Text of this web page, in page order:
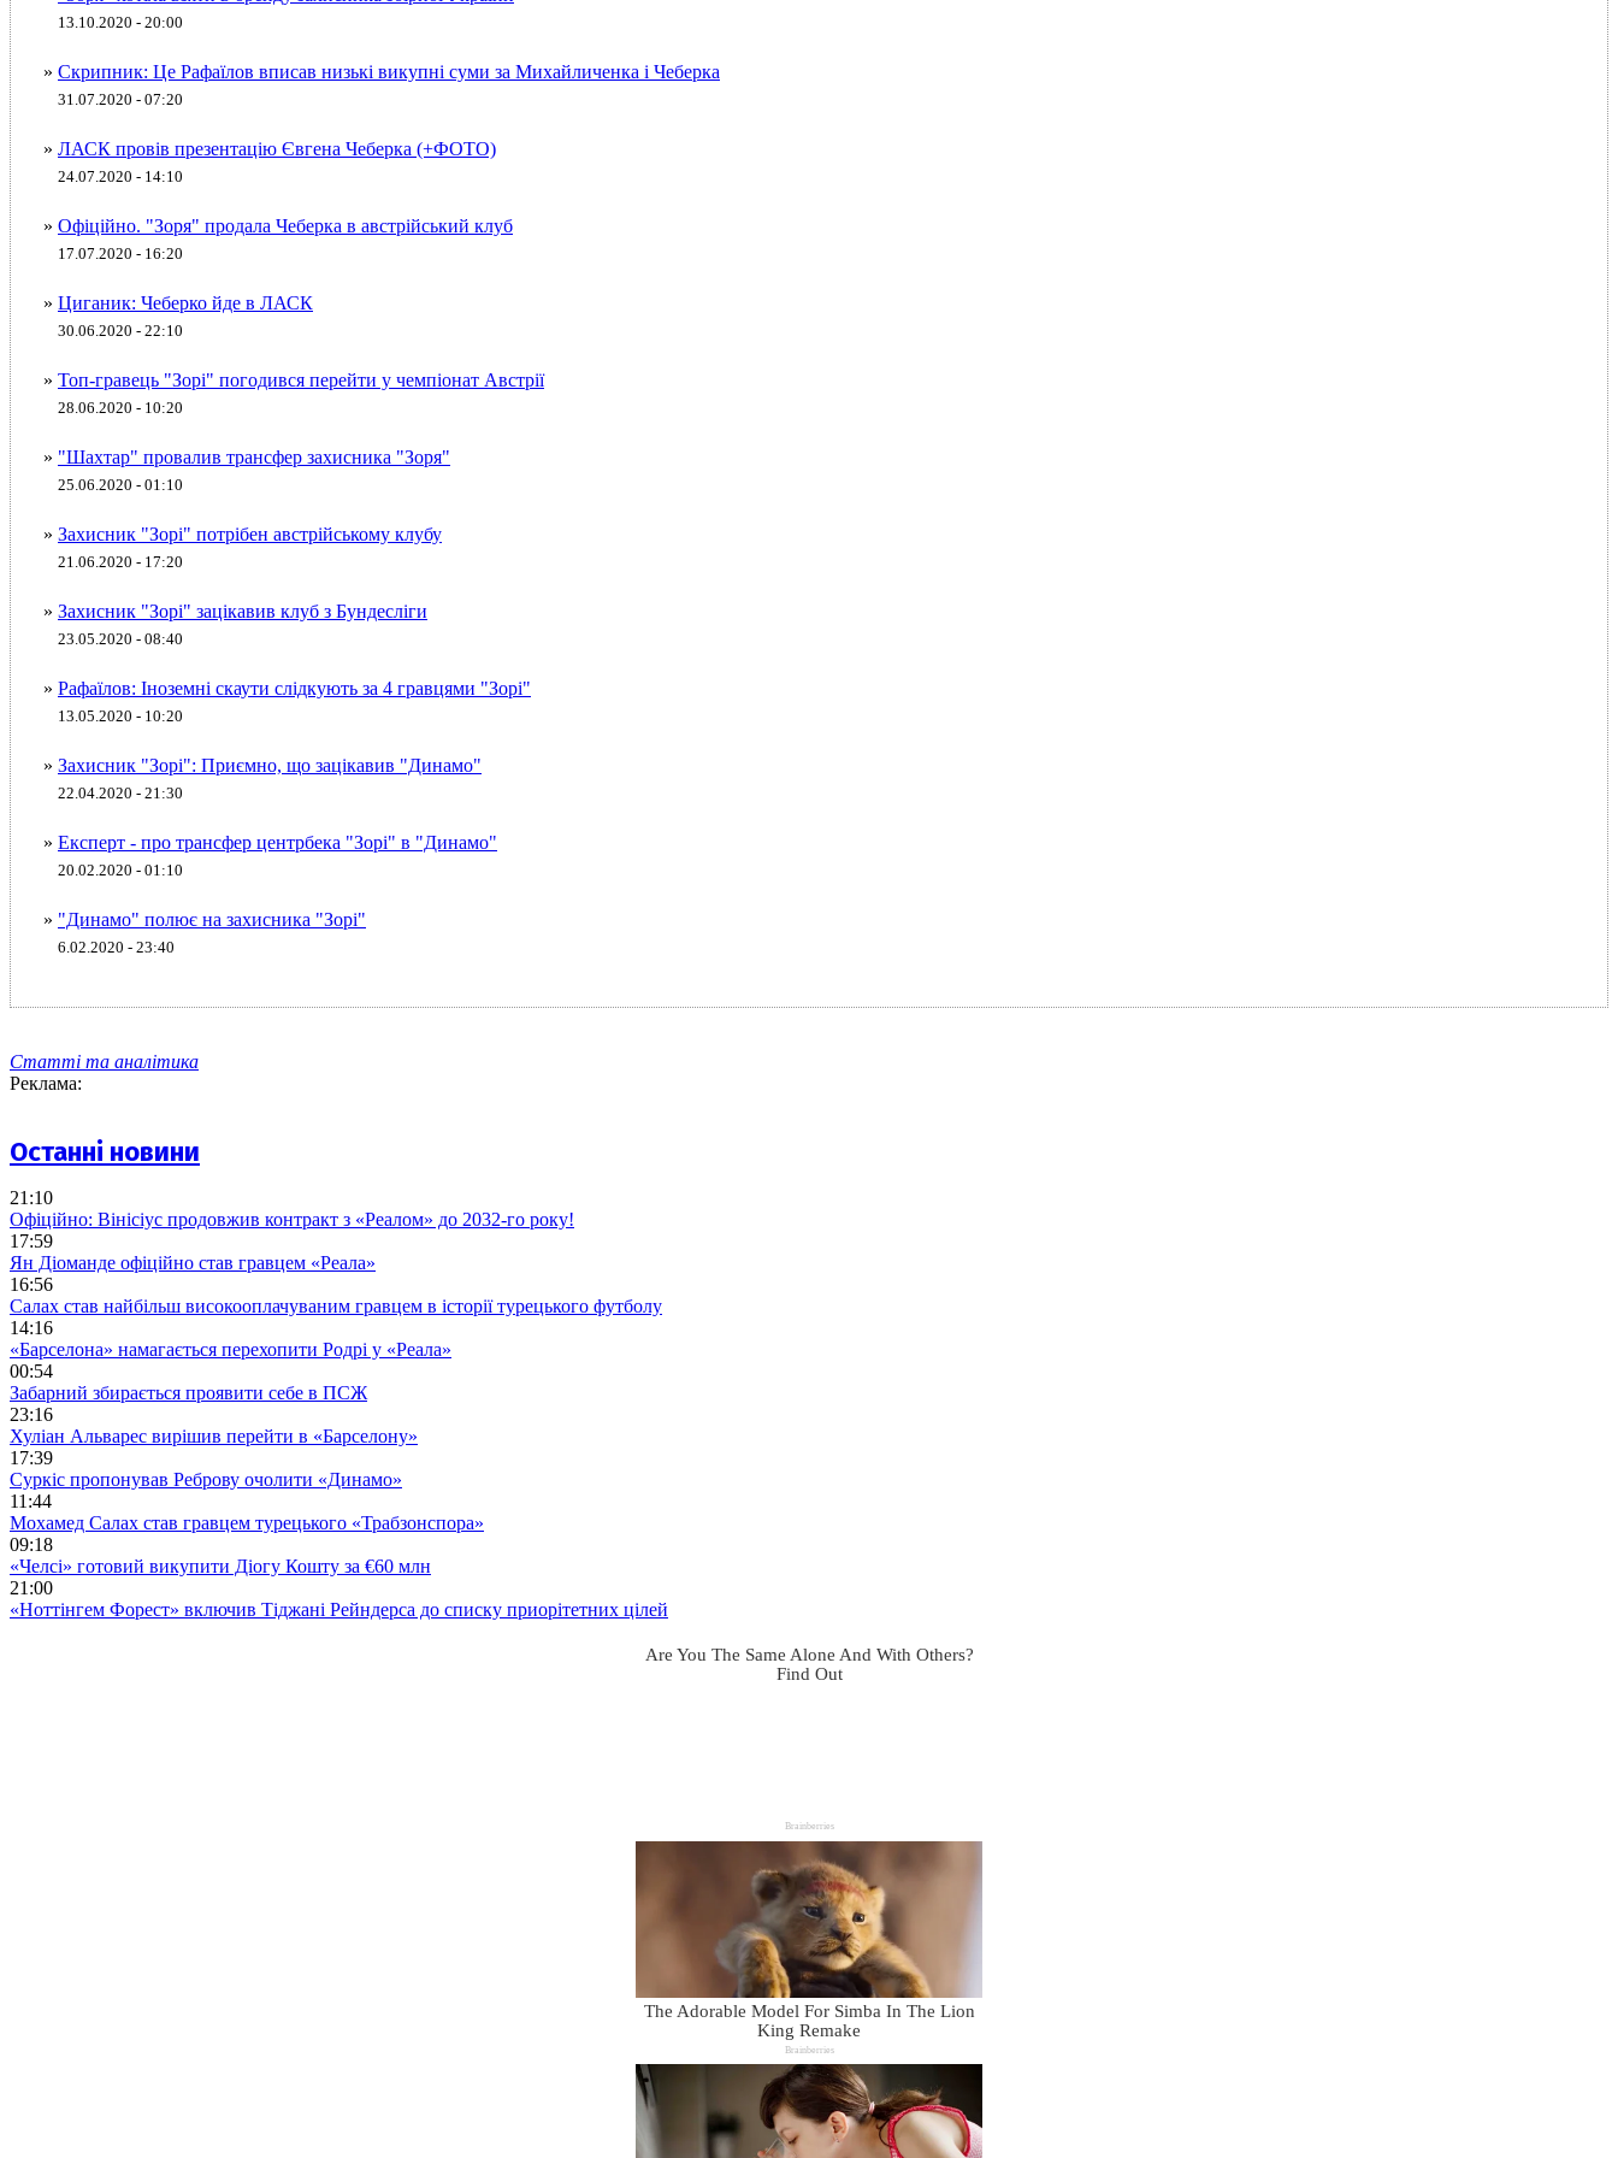
13.10.2020 - 20:00
» Скрипник: Це Рафаїлов вписав низькі викупні суми за Михайличенка і Чеберка
31.07.2020 - 07:20
» ЛАСК провів презентацію Євгена Чеберка (+ФОТО)
24.07.2020 - 14:10
» Офіційно. "Зоря" продала Чеберка в австрійський клуб
17.07.2020 - 16:20
» Циганик: Чеберко йде в ЛАСК
30.06.2020 - 22:10
» Топ-гравець "Зорі" погодився перейти у чемпіонат Австрії
28.06.2020 - 10:20
» "Шахтар" провалив трансфер захисника "Зоря"
25.06.2020 - 01:10
» Захисник "Зорі" потрібен австрійському клубу
21.06.2020 - 17:20
» Захисник "Зорі" зацікавив клуб з Бундесліги
23.05.2020 - 08:40
» Рафаїлов: Іноземні скаути слідкують за 4 гравцями "Зорі"
13.05.2020 - 10:20
» Захисник "Зорі": Приємно, що зацікавив "Динамо"
22.04.2020 - 21:30
» Експерт - про трансфер центрбека "Зорі" в "Динамо"
20.02.2020 - 01:10
» "Динамо" полює на захисника "Зорі"
6.02.2020 - 23:40
Статті та аналітика
Реклама:
Останні новини
21:10
Офіційно: Вінісіус продовжив контракт з «Реалом» до 2032-го року!
17:59
Ян Діоманде офіційно став гравцем «Реала»
16:56
Салах став найбільш високооплачуваним гравцем в історії турецького футболу
14:16
«Барселона» намагається перехопити Родрі у «Реала»
00:54
Забарний збирається проявити себе в ПСЖ
23:16
Хуліан Альварес вирішив перейти в «Барселону»
17:39
Суркіс пропонував Реброву очолити «Динамо»
11:44
Мохамед Салах став гравцем турецького «Трабзонспора»
09:18
«Челсі» готовий викупити Діогу Кошту за €60 млн
21:00
«Ноттінгем Форест» включив Тіджані Рейндерса до списку приорітетних цілей